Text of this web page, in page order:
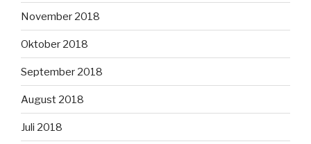
November 2018
Oktober 2018
September 2018
August 2018
Juli 2018